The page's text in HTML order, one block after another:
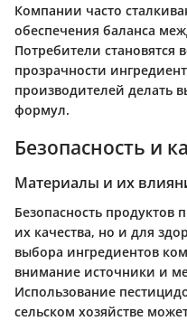
Компании часто
обеспечения баланса
Потребители становятся
прозрачности
производителей делать
формул.
Безопасность и
Материалы и их
Безопасность продуктов
их качества, но и для
выбора ингредиентов
внимание источники и
Использование
сельском хозяйстве